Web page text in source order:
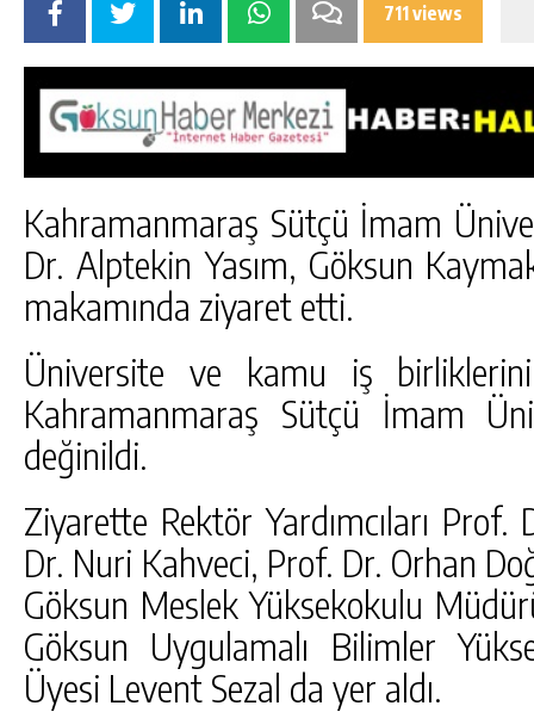
711 views
Kahramanmaraş Sütçü İmam
Dr. Alptekin Yasım, Göksun
makamında ziyaret etti.
Üniversite ve kamu iş
Kahramanmaraş Sütçü İmam
değinildi.
Ziyarette Rektör Yardımcıları Prof.
Dr. Nuri Kahveci, Prof. Dr. Orhan
Göksun Meslek Yüksekokulu
Göksun Uygulamalı Bilimler
Üyesi Levent Sezal da yer aldı.
GÜNLÜK HABER AKIŞI
GÖKSUN HAFIZLIK KIZ KUR’AN KURSU
ÖĞRENCILERINE DARENDE GEZISI.